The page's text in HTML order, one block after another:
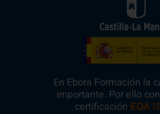
En Ebora Formación la
importante. Por ello
certificación EQA